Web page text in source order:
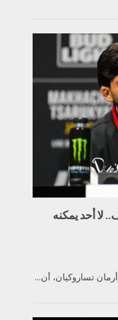
لا أحد يمكنه
تساروكيان، أن...